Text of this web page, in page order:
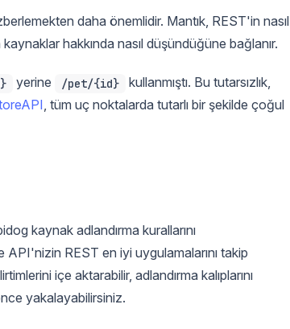
daha önemlidir. Mantık, REST'in nasıl
kaynaklar hakkında nasıl düşündüğüne bağlanır.
yerine /pet/{id}
kullanmıştı. Bu tutarsızlık,
, tüm uç noktalarda tutarlı bir şekilde çoğul
kaynak adlandırma kurallarını
API'nizin REST en iyi uygulamalarını takip
içe aktarabilir, adlandırma kalıplarını
yakalayabilirsiniz.